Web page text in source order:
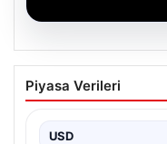
TFF’den isim
Trendyol Süper
Piyasa Verileri
USD